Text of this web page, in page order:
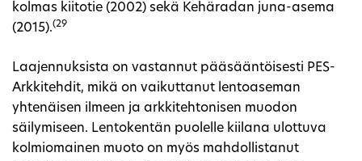
kolmas kiitotie (2002) sekä Kehäradan juna-asema
(2015).(29
Laajennuksista on vastannut pääsääntöisesti PES-
Arkkitehdit, mikä on vaikuttanut lentoaseman
yhtenäisen ilmeen ja arkkitehtonisen muodon
säilymiseen. Lentokentän puolelle kiilana ulottuva
kolmiomainen muoto on myös mahdollistanut